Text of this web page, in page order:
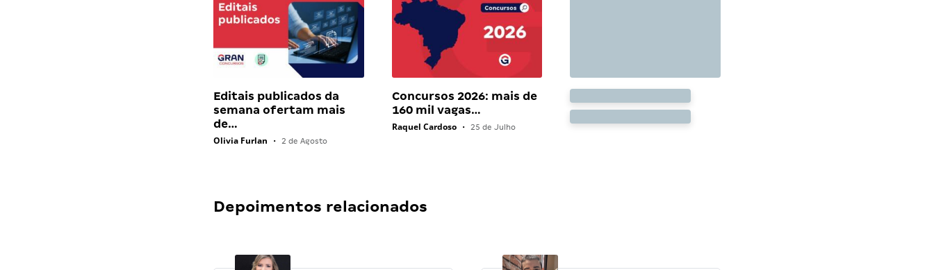
Editais publicados da
semana ofertam mais
de…
Olivia Furlan • 2 de Agosto
Concursos 2026: mais de
160 mil vagas…
Raquel Cardoso • 25 de Julho
Depoimentos relacionados